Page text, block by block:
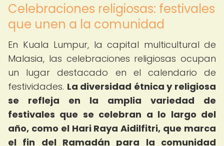
Celebraciones religiosas: festivales
que unen a la comunidad
En Kuala Lumpur, la capital multicultural de
Malasia, las celebraciones religiosas ocupan
un lugar destacado en el calendario de
festividades. La diversidad étnica y religiosa
se refleja en la amplia variedad de
festivales que se celebran a lo largo del
año, como el Hari Raya Aidilfitri, que marca
el fin del Ramadán para la comunidad